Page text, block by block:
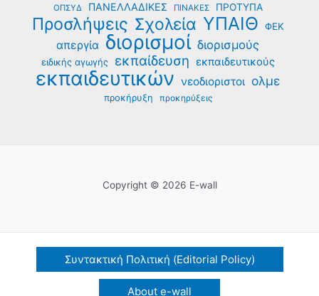
ΟΠΣΥΔ
ΠΑΝΕΛΛΑΔΙΚΕΣ ΠΙΝΑΚΕΣ ΠΡΟΤΥΠΑ
Προσλήψεις Σχολεία ΥΠΑΙΘ ΦΕΚ
απεργία διορισμοί διορισμούς
ειδικής αγωγής εκπαίδευση εκπαιδευτικούς
εκπαιδευτικών νεοδιοριστοι ολμε
προκήρυξη προκηρύξεις
Copyright © 2026 E-wall
Συντακτική Πολιτική (Editorial Policy)
About e-wall